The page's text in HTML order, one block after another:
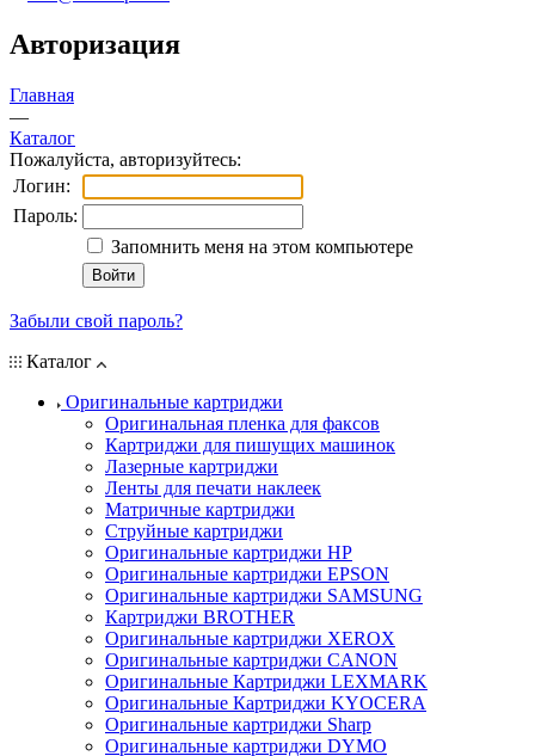
Авторизация
Главная
—
Каталог
Пожалуйста, авторизуйтесь:
Логин:
Пароль:
Запомнить меня на этом компьютере
Забыли свой пароль?
Каталог
Оригинальные картриджи
Оригинальная пленка для факсов
Картриджи для пишущих машинок
Лазерные картриджи
Ленты для печати наклеек
Матричные картриджи
Струйные картриджи
Оригинальные картриджи HP
Оригинальные картриджи EPSON
Оригинальные картриджи SAMSUNG
Картриджи BROTHER
Оригинальные картриджи XEROX
Оригинальные картриджи CANON
Оригинальные Картриджи LEXMARK
Оригинальные Картриджи KYOCERA
Оригинальные картриджи Sharp
Оригинальные картриджи DYMO